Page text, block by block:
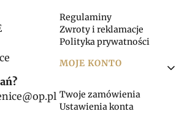
Regulaminy
Zwroty i reklamacje
Polityka prywatności
MOJE KONTO
Twoje zamówienia
Ustawienia konta